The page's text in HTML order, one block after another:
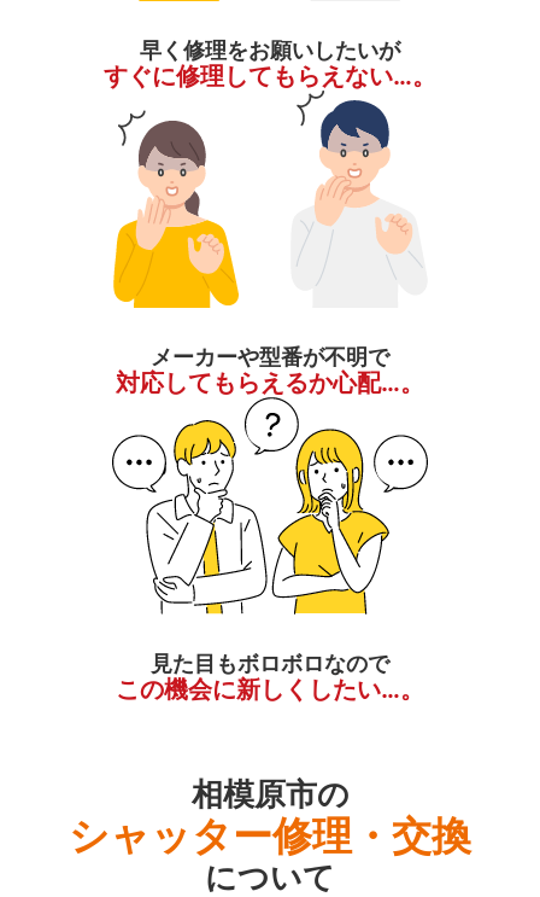
早く修理をお願いしたいが
すぐに修理してもらえない…。
メーカーや型番が不明で
対応してもらえるか心配…。
見た目もボロボロなので
この機会に新しくしたい…。
相模原市の
シャッター修理・交換
について